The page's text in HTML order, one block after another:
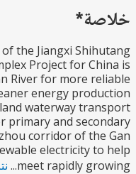
of the Jiangxi
Complex Project for
Gan River for more
cleaner energy
inland waterway
for primary and
Ganzhou corridor of
renewable electricity
meet rapidly نتائج